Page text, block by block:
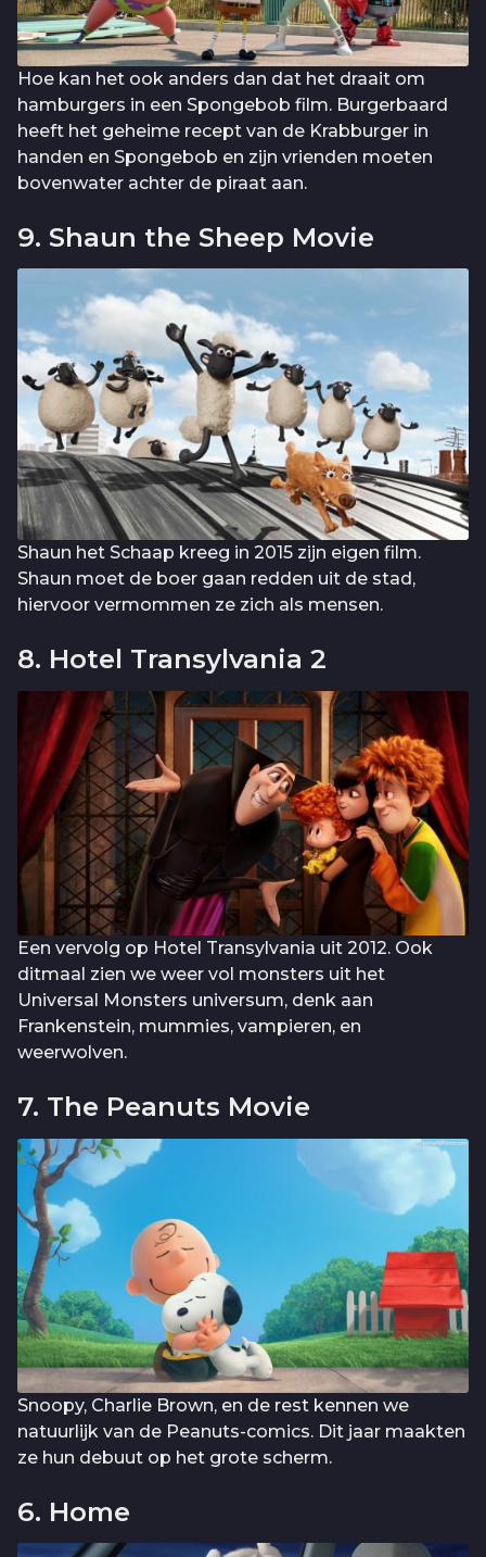
Hoe kan het ook anders dan dat het draait om
hamburgers in een Spongebob film. Burgerbaard
heeft het geheime recept van de Krabburger in
handen en Spongebob en zijn vrienden moeten
bovenwater achter de piraat aan.
9. Shaun the Sheep Movie
Shaun het Schaap kreeg in 2015 zijn eigen film.
Shaun moet de boer gaan redden uit de stad,
hiervoor vermommen ze zich als mensen.
8. Hotel Transylvania 2
Een vervolg op Hotel Transylvania uit 2012. Ook
ditmaal zien we weer vol monsters uit het
Universal Monsters universum, denk aan
Frankenstein, mummies, vampieren, en
weerwolven.
7. The Peanuts Movie
Snoopy, Charlie Brown, en de rest kennen we
natuurlijk van de Peanuts-comics. Dit jaar maakten
ze hun debuut op het grote scherm.
6. Home